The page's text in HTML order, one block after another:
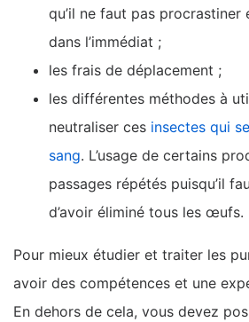
qu’il ne faut pas
dans l’immédiat ;
les frais de déplacement ;
les différentes méthodes à
neutraliser ces insectes qui
sang. L’usage de certains
passages répétés puisqu’il
d’avoir éliminé tous les œufs.
Pour mieux étudier et traiter les
avoir des compétences et une
En dehors de cela, vous devez